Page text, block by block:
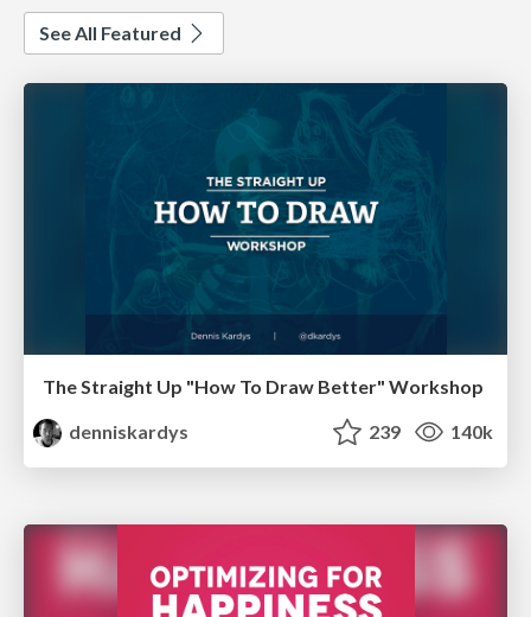
See All Featured
The Straight Up "How To Draw Better" Workshop
denniskardys
239 140k